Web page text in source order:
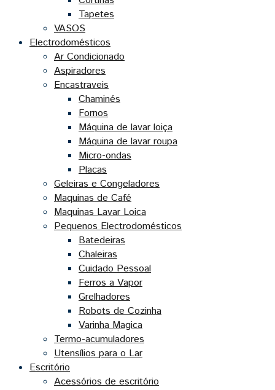
Tapetes
VASOS
Electrodomésticos
Ar Condicionado
Aspiradores
Encastraveis
Chaminés
Fornos
Máquina de lavar loiça
Máquina de lavar roupa
Micro-ondas
Placas
Geleiras e Congeladores
Maquinas de Café
Maquinas Lavar Loica
Pequenos Electrodomésticos
Batedeiras
Chaleiras
Cuidado Pessoal
Ferros a Vapor
Grelhadores
Robots de Cozinha
Varinha Magica
Termo-acumuladores
Utensílios para o Lar
Escritório
Acessórios de escritório